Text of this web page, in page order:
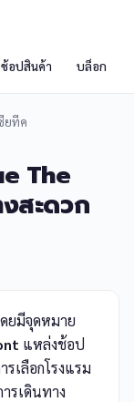
ช้อปสินค้า บล็อก
ยทีค
The
สะดวก
ยมีจุดหมาย
แหล่งช้อป
เลือกโรงแรม
รเดินทาง